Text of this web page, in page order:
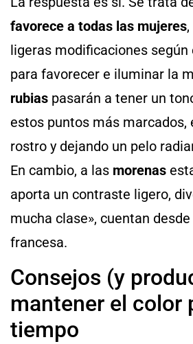
favorece a todas las mujeres
ligeras modificaciones
para favorecer e iluminar la
rubias pasarán a tener un
estos puntos más marcados,
rostro y dejando un pelo
En cambio, a las morenas
aporta un contraste ligero,
mucha clase», cuentan
francesa.
Consejos (y
mantener el color
tiempo